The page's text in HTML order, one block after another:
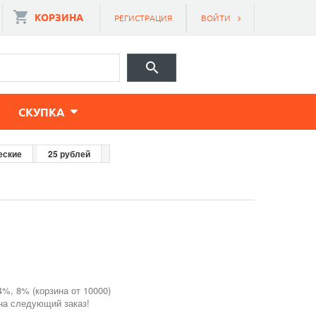
ВОЙТИ
РЕГИСТРАЦИЯ
КОРЗИНА
CКУПКА
25 рублей
8% (корзина от 10000)
следующий заказ!